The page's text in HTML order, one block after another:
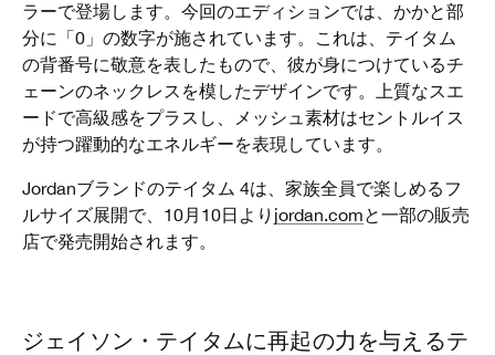
ラーで登場します。今回のエディションでは、かかと部
分に「0」の数字が施されています。これは、テイタム
の背番号に敬意を表したもので、彼が身につけているチ
ェーンのネックレスを模したデザインです。上質なスエ
ードで高級感をプラスし、メッシュ素材はセントルイス
が持つ躍動的なエネルギーを表現しています。
Jordanブランドのテイタム 4は、家族全員で楽しめるフ
ルサイズ展開で、10月10日より jordan.comと一部の販売
店で発売開始されます。
ジェイソン・テイタムに再起の力を与えるテ